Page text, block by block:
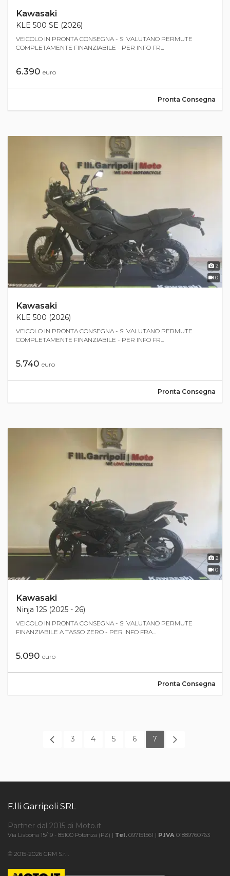
Kawasaki
KLE 500 SE (2026)
VEICOLO IN PRONTA CONSEGNA - SI VALUTANO PERMUTE
COMPLETAMENTE FINANZIABILE - PER INFO FR...
6.390 euro
Pronta Consegna
2
0
Kawasaki
KLE 500 (2026)
VEICOLO IN PRONTA CONSEGNA - SI VALUTANO PERMUTE
COMPLETAMENTE FINANZIABILE - PER INFO FR...
5.740 euro
Pronta Consegna
2
0
Kawasaki
Ninja 125 (2025 - 26)
VEICOLO IN PRONTA CONSEGNA - SI VALUTANO PERMUTE
FINANZIABILE A TASSO ZERO - PER INFO FRA...
5.090 euro
Pronta Consegna
3 4 5 6 7
F.lli Garripoli SRL
Partner dal 2015 di Moto.it
Via Lisbona 15/19 - 85100 Potenza (PZ) | Tel. 097151561 | P.IVA 01889760763
© 2015-2026 CRM S.r.l.